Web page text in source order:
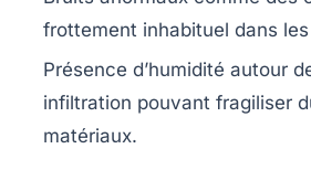
frottement inhabituel dans
Présence d’humidité autour
infiltration pouvant fragiliser
matériaux.